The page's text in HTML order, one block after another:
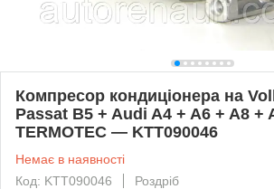
Компресор кондиціонера на
Passat B5 + Audi A4 + A6 + A8 +
TERMOTEC — KTT090046
Немає в наявності
Код: KTT090046
Роздріб